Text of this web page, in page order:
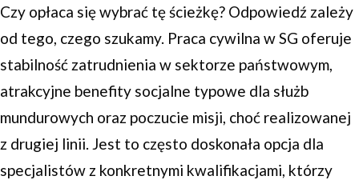
Czy opłaca się wybrać tę ścieżkę? Odpowiedź zależy
od tego, czego szukamy. Praca cywilna w SG oferuje
stabilność zatrudnienia w sektorze państwowym,
atrakcyjne benefity socjalne typowe dla służb
mundurowych oraz poczucie misji, choć realizowanej
z drugiej linii. Jest to często doskonała opcja dla
specjalistów z konkretnymi kwalifikacjami, którzy